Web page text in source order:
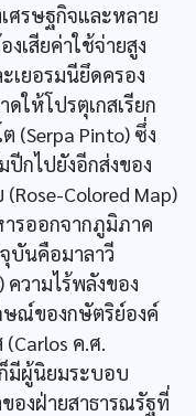
ศรษฐกิจและหลาย
เสียค่าใช้จ่ายสูง
เยอรมนียึดครอง
ให้โปรตุเกสเรียก
(Serpa Pinto) ซึ่ง
กไปยังอีกส่งของ
Colored Map)
รออกจากภูมิภาค
บันคือมาลาวี
ความไร้พลังของ
ณ์ของกษัตริย์องค์
ค.ศ.
มีผู้นิยมระบอบ
องฝ่ายสาธารณรัฐที่